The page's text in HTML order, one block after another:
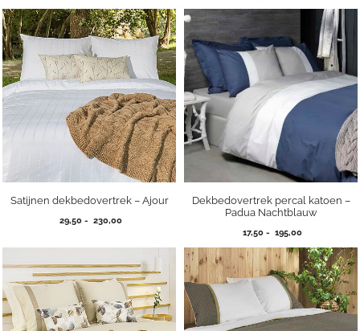
169,95
189,50
Satijnen dekbedovertrek – Ajour
29,50 - 230,00Prijsklasse:
Dekbedovertrek percal katoen –
Padua Nachtblauw
17,50 - 195,00Prijsklasse:
tot
195,00